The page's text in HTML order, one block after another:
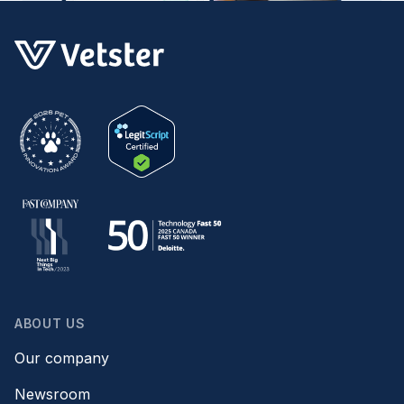
ABOUT US
Our company
Newsroom